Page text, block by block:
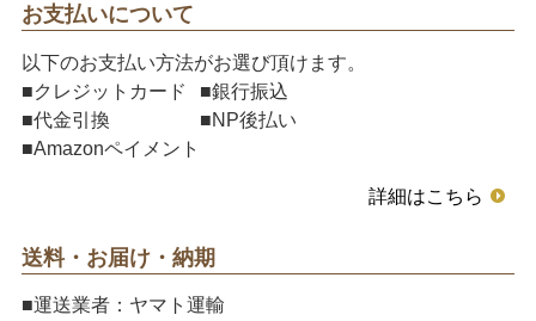
お支払いについて
以下のお支払い方法がお選び頂けます。
■クレジットカード
■銀行振込
■代金引換
■NP後払い
■Amazonペイメント
詳細はこちら
送料・お届け・納期
■運送業者：ヤマト運輸